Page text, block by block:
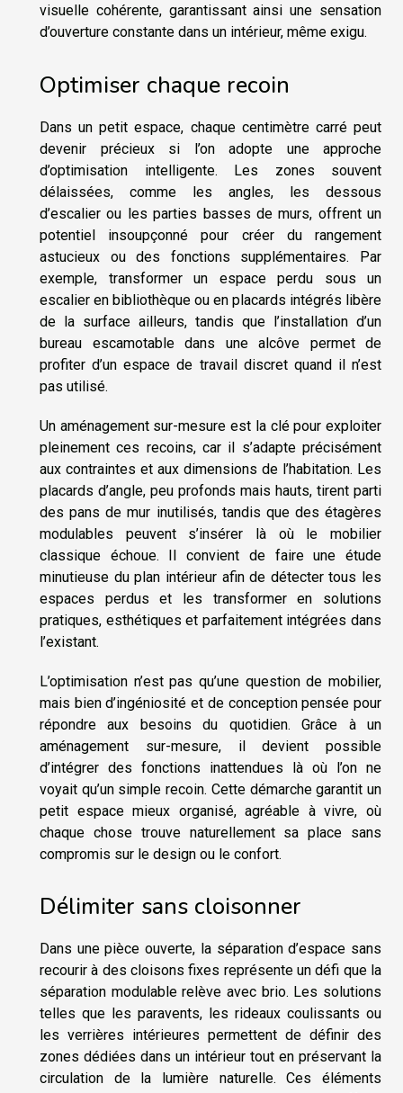
visuelle cohérente, garantissant ainsi une sensation
d’ouverture constante dans un intérieur, même exigu.
Optimiser chaque recoin
Dans un petit espace, chaque centimètre carré peut
devenir précieux si l’on adopte une approche
d’optimisation intelligente. Les zones souvent
délaissées, comme les angles, les dessous
d’escalier ou les parties basses de murs, offrent un
potentiel insoupçonné pour créer du rangement
astucieux ou des fonctions supplémentaires. Par
exemple, transformer un espace perdu sous un
escalier en bibliothèque ou en placards intégrés libère
de la surface ailleurs, tandis que l’installation d’un
bureau escamotable dans une alcôve permet de
profiter d’un espace de travail discret quand il n’est
pas utilisé.
Un aménagement sur-mesure est la clé pour exploiter
pleinement ces recoins, car il s’adapte précisément
aux contraintes et aux dimensions de l’habitation. Les
placards d’angle, peu profonds mais hauts, tirent parti
des pans de mur inutilisés, tandis que des étagères
modulables peuvent s’insérer là où le mobilier
classique échoue. Il convient de faire une étude
minutieuse du plan intérieur afin de détecter tous les
espaces perdus et les transformer en solutions
pratiques, esthétiques et parfaitement intégrées dans
l’existant.
L’optimisation n’est pas qu’une question de mobilier,
mais bien d’ingéniosité et de conception pensée pour
répondre aux besoins du quotidien. Grâce à un
aménagement sur-mesure, il devient possible
d’intégrer des fonctions inattendues là où l’on ne
voyait qu’un simple recoin. Cette démarche garantit un
petit espace mieux organisé, agréable à vivre, où
chaque chose trouve naturellement sa place sans
compromis sur le design ou le confort.
Délimiter sans cloisonner
Dans une pièce ouverte, la séparation d’espace sans
recourir à des cloisons fixes représente un défi que la
séparation modulable relève avec brio. Les solutions
telles que les paravents, les rideaux coulissants ou
les verrières intérieures permettent de définir des
zones dédiées dans un intérieur tout en préservant la
circulation de la lumière naturelle. Ces éléments